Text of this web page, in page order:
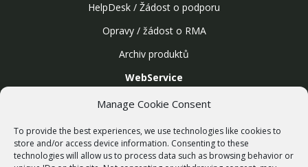
Manage Cookie Consent
To provide the best experiences, we use technologies like cookies to
store and/or access device information. Consenting to these
technologies will allow us to process data such as browsing behavior or
HelpDesk / Žádost o podporu
Opravy / žádost o RMA
Archiv produktů
WebService
Bezdrátové sítě
Zakázková výroba
Report zranitelnosti